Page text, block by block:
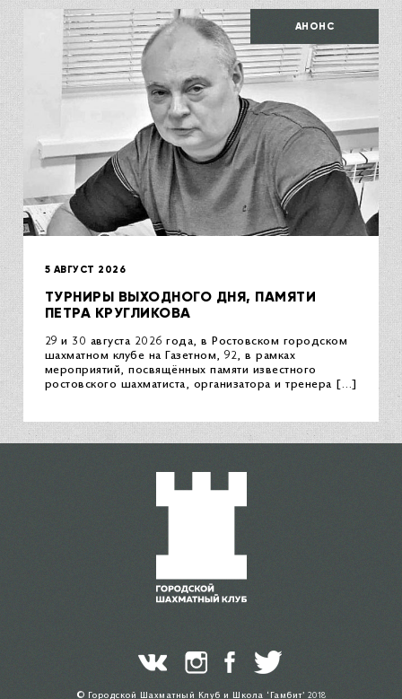
АНОНС
5 АВГУСТ 2026
ТУРНИРЫ ВЫХОДНОГО ДНЯ, ПАМЯТИ
ПЕТРА КРУГЛИКОВА
29 и 30 августа 2026 года, в Ростовском городском
шахматном клубе на Газетном, 92, в рамках
мероприятий, посвящённых памяти известного
ростовского шахматиста, организатора и тренера […]
© Городской Шахматный Клуб и Школа ‘Гамбит’ 2018